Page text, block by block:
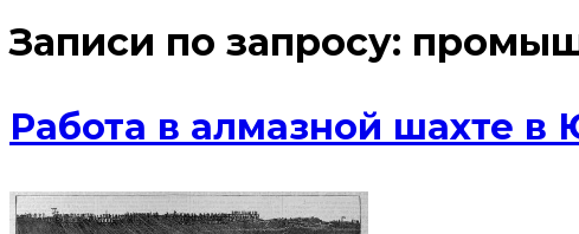
Записи по запросу:
Работа в алмазной шахте